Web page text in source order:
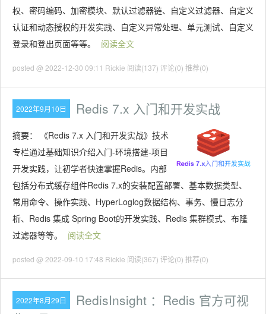
权、密码编码、加密模块、默认过滤器链、自定义过滤器、自定义
认证和动态授权的开发实践、自定义异常处理、单元测试、自定义
登录和登出页面等等。
阅读全文
posted @ 2022-12-30 09:11 Rickie 阅读(137) 评论(0) 推荐(0)
2022年9月10日 Redis 7.x 入门和开发实战
摘要：
《Redis 7.x 入门和开发实战》技术
专栏通过基础知识介绍入门-环境搭建-项目
开发实践，让初学者快速掌握Redis。内部
包括分布式缓存组件Redis 7.x的安装配置部署、基本数据类型、
常用命令、操作实践、HyperLoglog数据结构、事务、慢日志分
析、Redis 集成 Spring Boot的开发实践、Redis 集群模式、布隆
过滤器等等。
阅读全文
posted @ 2022-09-10 17:48 Rickie 阅读(367) 评论(0) 推荐(0)
2022年8月29日
RedisInsight ：Redis 官方可视